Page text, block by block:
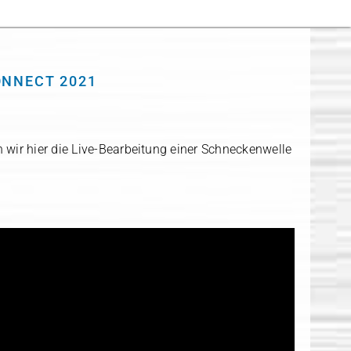
2021
hier die Live-Bear­bei­tung einer Schne­cken­welle